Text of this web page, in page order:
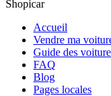
Shopicar
Accueil
Vendre ma
Guide des
FAQ
Blog
Pages locales